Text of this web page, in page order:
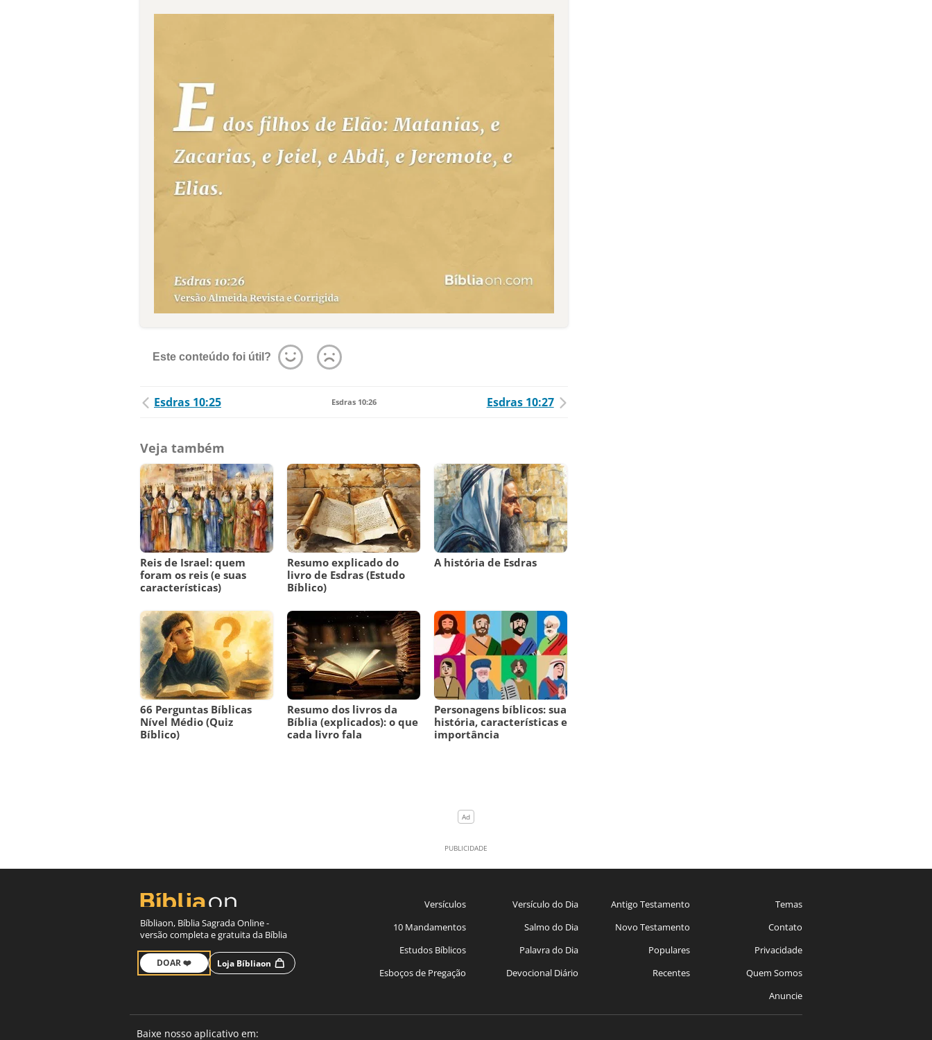
Este conteúdo foi útil?
Esdras 10:25 Esdras 10:26 Esdras 10:27
Veja também
Reis de Israel: quem
foram os reis (e suas
características)
Resumo explicado do
livro de Esdras (Estudo
Bíblico)
A história de Esdras
66 Perguntas Bíblicas
Nível Médio (Quiz
Bíblico)
Resumo dos livros da
Bíblia (explicados): o que
cada livro fala
Personagens bíblicos: sua
história, características e
importância
Bíbliaon, Bíblia Sagrada Online -
versão completa e gratuita da Bíblia
DOAR ❤️ Loja Bíbliaon
Versículos
10 Mandamentos
Estudos Bíblicos
Esboços de Pregação
Versículo do Dia
Salmo do Dia
Palavra do Dia
Devocional Diário
Antigo Testamento
Novo Testamento
Populares
Recentes
Temas
Contato
Privacidade
Quem Somos
Anuncie
Baixe nosso aplicativo em: